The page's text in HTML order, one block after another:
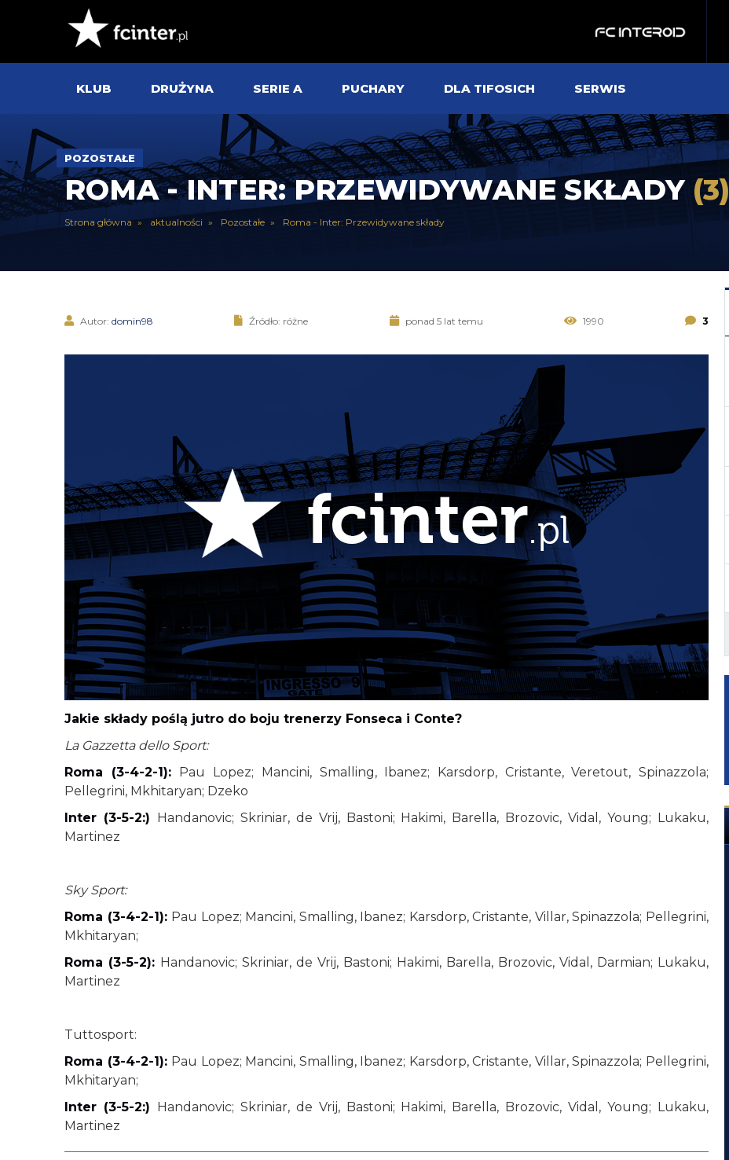
KLUB DRUŻYNA SERIE A PUCHARY DLA TIFOSICH SERWIS
POZOSTAŁE
ROMA - INTER: PRZEWIDYWANE SKŁADY (3)
Strona główna aktualności Pozostałe Roma - Inter: Przewidywane składy
Autor: domin98 Źródło: różne ponad 5 lat temu 1990 3
Jakie składy poślą jutro do boju trenerzy Fonseca i Conte?
La Gazzetta dello Sport:
Roma (3-4-2-1): Pau Lopez; Mancini, Smalling, Ibanez; Karsdorp, Cristante, Veretout, Spinazzola;
Pellegrini, Mkhitaryan; Dzeko
Inter (3-5-2:) Handanovic; Skriniar, de Vrij, Bastoni; Hakimi, Barella, Brozovic, Vidal, Young; Lukaku,
Martinez
Sky Sport:
Roma (3-4-2-1): Pau Lopez; Mancini, Smalling, Ibanez; Karsdorp, Cristante, Villar, Spinazzola; Pellegrini,
Mkhitaryan;
Roma (3-5-2): Handanovic; Skriniar, de Vrij, Bastoni; Hakimi, Barella, Brozovic, Vidal, Darmian; Lukaku,
Martinez
Tuttosport:
Roma (3-4-2-1): Pau Lopez; Mancini, Smalling, Ibanez; Karsdorp, Cristante, Villar, Spinazzola; Pellegrini,
Mkhitaryan;
Inter (3-5-2:) Handanovic; Skriniar, de Vrij, Bastoni; Hakimi, Barella, Brozovic, Vidal, Young; Lukaku,
Martinez